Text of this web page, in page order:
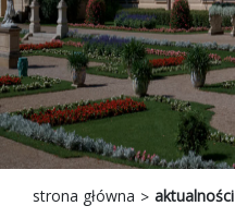
strona główna aktualności